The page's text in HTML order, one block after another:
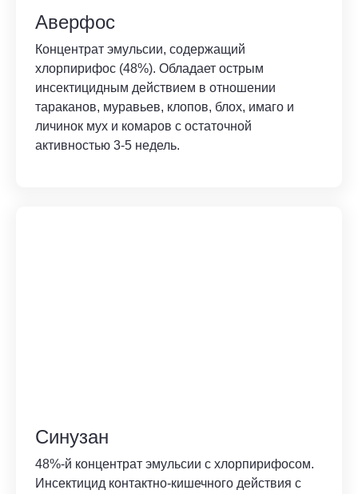
Аверфос
Концентрат эмульсии, содержащий
хлорпирифос (48%). Обладает острым
инсектицидным действием в отношении
тараканов, муравьев, клопов, блох, имаго и
личинок мух и комаров с остаточной
активностью 3-5 недель.
Синузан
48%-й концентрат эмульсии с хлорпирифосом.
Инсектицид контактно-кишечного действия с